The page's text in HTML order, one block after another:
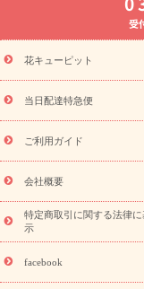
お供え・
ーブドフラワー
季
特集
お盆 花（新盆・
盆・初盆）
お盆 花
フト
お盆・お供え
レゼント特集
夏の
敬老の日におくる
花ギフト・プレゼント
老の日 花鉢植えのギ
フト・プレゼント特集
ペーン
「きょう誕生
探す
誕生日フラワ
日フラワーギフト商品
誕生花(トルコキキョ
受
花キューピット
当日配達特急便
ご利用ガイド
会社概要
特定商取引に関する法律に
示
facebook